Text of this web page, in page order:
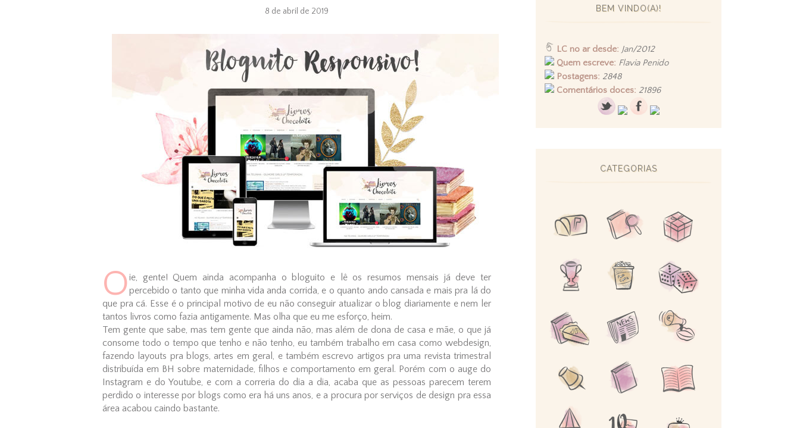
8 de abril de 2019
Oie, gente! Quem ainda acompanha o bloguito e lê os resumos mensais já deve ter
percebido o tanto que minha vida anda corrida, e o quanto ando cansada e mais pra lá do
que pra cá. Esse é o principal motivo de eu não conseguir atualizar o blog diariamente e nem ler
tantos livros como fazia antigamente. Mas olha que eu me esforço, heim.
Tem gente que sabe, mas tem gente que ainda não, mas além de dona de casa e mãe, o que já
consome todo o tempo que tenho e não tenho, eu também trabalho em casa como webdesign,
fazendo layouts pra blogs, artes em geral, e também escrevo artigos pra uma revista trimestral
distribuída em BH sobre maternidade, filhos e comportamento em geral. Porém com o auge do
Instagram e do Youtube, e com a correria do dia a dia, acaba que as pessoas parecem terem
perdido o interesse por blogs como era há uns anos, e a procura por serviços de design pra essa
área acabou caindo bastante.
BEM VINDO(A)!
LC no ar desde: Jan/2012
Quem escreve: Flavia Penido
Postagens: 2848
Comentários doces: 21896
CATEGORIAS